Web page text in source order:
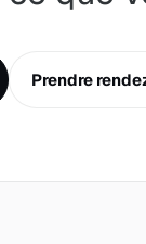
Prendre